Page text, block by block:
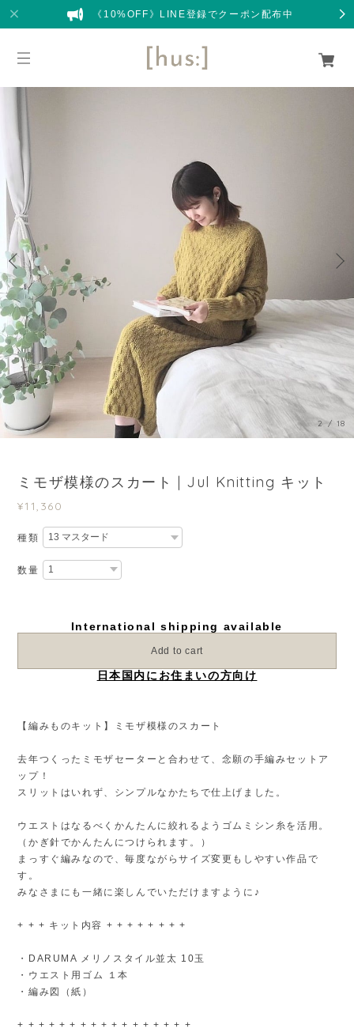
《10%OFF》LINE登録でクーポン配布中
3 / 18
ミモザ模様のスカート | Jul Knitting キット
¥11,360
種類
数量
International shipping available
Add to cart
日本国内にお住まいの方向け
【編みものキット】ミモザ模様のスカート
去年つくったミモザセーターと合わせて、念願の手編みセットア
ップ！
スリットはいれず、シンプルなかたちで仕上げました。
ウエストはなるべくかんたんに絞れるようゴムミシン糸を活用。
（かぎ針でかんたんにつけられます。）
まっすぐ編みなので、毎度ながらサイズ変更もしやすい作品で
す。
みなさまにも一緒に楽しんでいただけますように♪
+ + + キット内容 + + + + + + + +
・DARUMA メリノスタイル並太 10玉
・ウエスト用ゴム １本
・編み図（紙）
+ + + + + + + + + + + + + + + + +